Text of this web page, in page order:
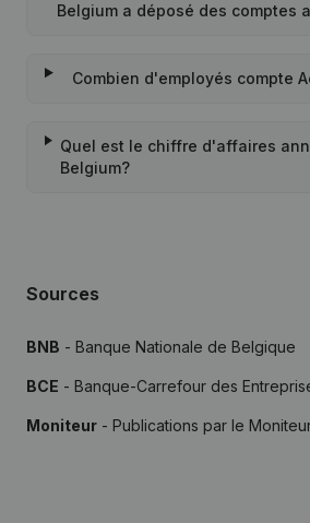
Belgium a déposé des comptes
Combien d'employés compte
Quel est le chiffre d'affaires
Belgium?
Sources
BNB - Banque Nationale de Belgique
BCE - Banque-Carrefour des
Moniteur - Publications par le